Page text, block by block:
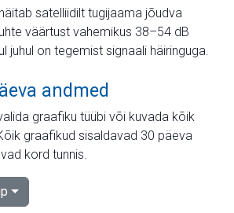
satelliidilt tugijaama jõudva
väärtust vahemikus 38–54 dB
juhul on tegemist signaali häiringuga.
andmed
graafiku tüübi või kuvada kõik
graafikud sisaldavad 30 päeva
kord tunnis.